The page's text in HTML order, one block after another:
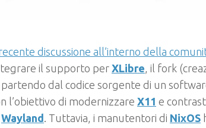
discussione all’interno della
il supporto per XLibre, il fork
dal codice sorgente di un
l’obiettivo di modernizzare X11 e
Wayland . Tuttavia, i manutentori di NixOS